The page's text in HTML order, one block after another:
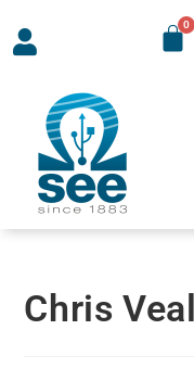
Chris Veal